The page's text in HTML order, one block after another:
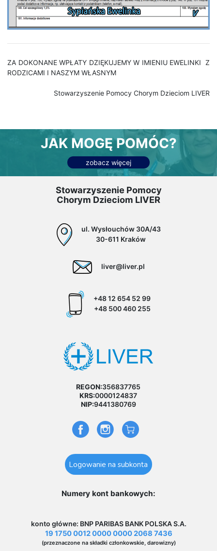
ZA DOKONANE WPŁATY DZIĘKUJEMY W IMIENIU EWELINKI Z
RODZICAMI I NASZYM WŁASNYM
Stowarzyszenie Pomocy Chorym Dzieciom LIVER
JAK MOGĘ POMÓC?
zobacz więcej
Stowarzyszenie Pomocy
Chorym Dzieciom LIVER
ul. Wysłouchów 30A/43
30-611 Kraków
liver@liver.pl
+48 12 654 52 99
+48 500 460 255
REGON:356837765
KRS:0000124837
NIP:9441380769
Logowanie na subkonta
Numery kont bankowych:
konto główne: BNP PARIBAS BANK POLSKA S.A.
19 1750 0012 0000 0000 2068 7436
(przeznaczone na składki członkowskie, darowizny)